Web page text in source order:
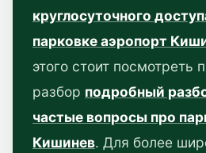
круглосуточного
парковке аэропорт
этого стоит посмотреть
разбор подробный
частые вопросы про
Кишинев. Для более